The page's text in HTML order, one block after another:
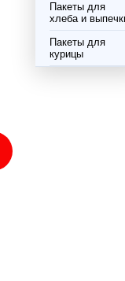
Пакеты для
хлеба и
Пакеты для
курицы